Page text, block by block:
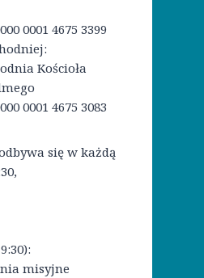
0001 4675 3399
Kościoła
0001 4675 3083
się w każdą
misyjne